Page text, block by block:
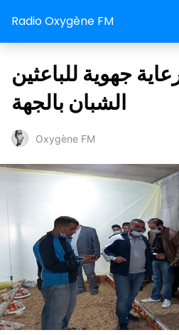
Radio Oxygène FM
جهوية للباعثين
الشبان بالجهة
Oxygène FM